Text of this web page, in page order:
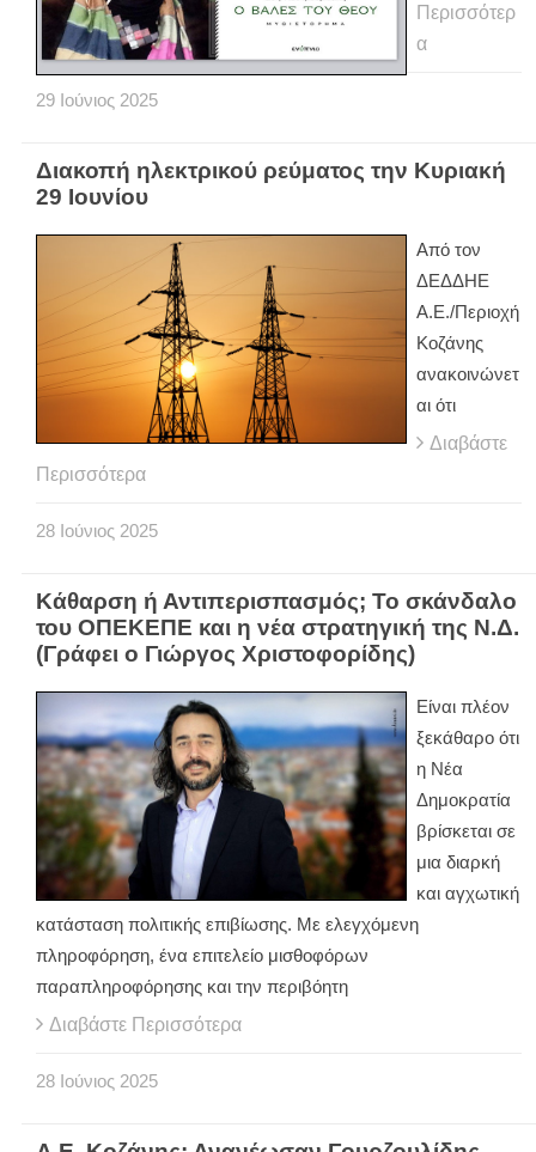
Περισσότερ
α
29 Ιούνιος 2025
Διακοπή ηλεκτρικού ρεύματος την Κυριακή
29 Ιουνίου
Από τον
ΔΕΔΔΗΕ
Α.Ε./Περιοχή
Κοζάνης
ανακοινώνετ
αι ότι
Διαβάστε
Περισσότερα
28 Ιούνιος 2025
Κάθαρση ή Αντιπερισπασμός; Το σκάνδαλο
του ΟΠΕΚΕΠΕ και η νέα στρατηγική της Ν.Δ.
(Γράφει ο Γιώργος Χριστοφορίδης)
Είναι πλέον
ξεκάθαρο ότι
η Νέα
Δημοκρατία
βρίσκεται σε
μια διαρκή
και αγχωτική
κατάσταση πολιτικής επιβίωσης. Με ελεγχόμενη
πληροφόρηση, ένα επιτελείο μισθοφόρων
παραπληροφόρησης και την περιβόητη
Διαβάστε Περισσότερα
28 Ιούνιος 2025